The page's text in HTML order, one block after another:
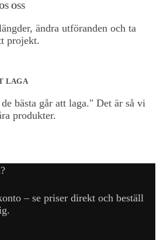
OSS
ändra utföranden och ta
projekt.
LAGA
bästa går att laga." Det är så vi
produkter.
– se priser direkt och beställ